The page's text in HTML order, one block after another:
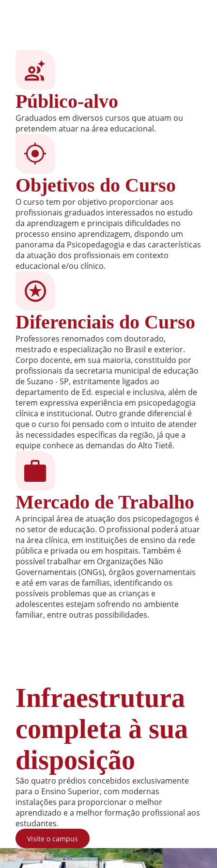
Público-alvo
Graduados em diversos cursos que atuam ou
pretendem atuar na área educacional.
Objetivos do Curso
O curso tem por objetivo proporcionar aos
profissionais graduados interessados no estudo
da aprendizagem e principais dificuldades no
processo ensino aprendizagem, dispondo um
panorama da Psicopedagogia e das características
da atuação dos profissionais em contexto
educacional e/ou clínico.
Diferenciais do Curso
Professores renomados com doutorado,
mestrado e especialização no Brasil e exterior.
Corpo docente, em sua maioria, constituído por
profissionais da secretaria municipal de educação
de Suzano - SP, estritamente ligados ao
departamento de Ed. especial e inclusiva, além de
terem expressiva experiência em psicopedagogia
clínica e institucional. Outro grande diferencial é
que o curso foi pensado com o intuito de atender
às necessidades específicas da região, já que a
equipe conhece as demandas do Alto Tietê.
Mercado de Trabalho
A principal área de atuação dos psicopedagogos é
no setor de educação. O profissional poderá atuar
na área clínica, em instituições de ensino da rede
pública e privada ou em hospitais. Também é
possível trabalhar em Organizações Não
Governamentais (ONGs), órgãos governamentais
e até em varas de famílias, identificando os
possíveis problemas que as crianças e
adolescentes estejam sofrendo no ambiente
familiar, entre outras possibilidades.
Infraestrutura
completa à sua
disposição
São quatro prédios concebidos exclusivamente
para o Ensino Superior, com modernas
instalações para proporcionar o melhor
aprendizado e a melhor formação profissional aos
estudantes.
Visite o campus